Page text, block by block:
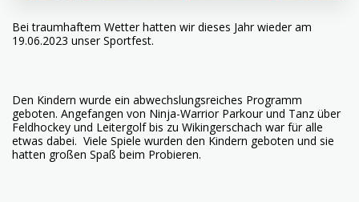
Bei traumhaftem Wetter hatten wir dieses Jahr wieder am
19.06.2023 unser Sportfest.
Den Kindern wurde ein abwechslungsreiches Programm
geboten. Angefangen von Ninja-Warrior Parkour und Tanz über
Feldhockey und Leitergolf bis zu Wikingerschach war für alle
etwas dabei. Viele Spiele wurden den Kindern geboten und sie
hatten großen Spaß beim Probieren.